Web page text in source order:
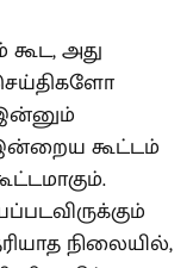
கூட, அது
கூட்டம்
நிலையில்,